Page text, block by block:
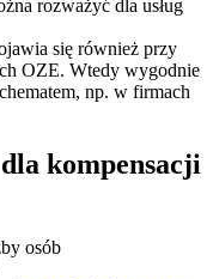
rozważyć dla usług
się również przy
OZE. Wtedy wygodnie
np. w firmach
kompensacji
osób